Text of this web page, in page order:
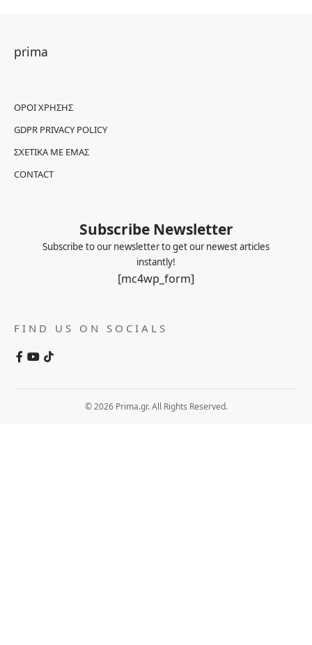
prima
ΌΡΟΙ ΧΡΉΣΗΣ
GDPR PRIVACY POLICY
ΣΧΕΤΙΚΆ ΜΕ ΕΜΆΣ
CONTACT
Subscribe Newsletter
Subscribe to our newsletter to get our newest articles
instantly!
[mc4wp_form]
FIND US ON SOCIALS
© 2026 Prima.gr. All Rights Reserved.